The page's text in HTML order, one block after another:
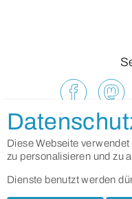
Diese Webseite
zu personalisieren und zu
Dienste benutzt werden